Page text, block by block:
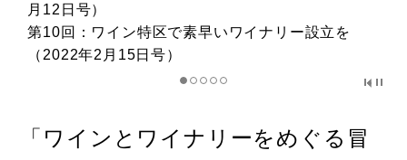
りましょう
「ワインとワイナリーをめぐる冒